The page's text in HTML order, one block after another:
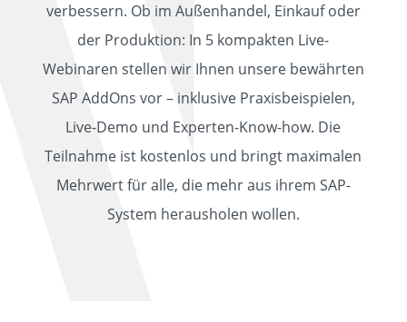
verbessern. Ob im Außenhandel, Einkauf oder
der Produktion: In 5 kompakten Live-
Webinaren stellen wir Ihnen unsere bewährten
SAP AddOns vor – inklusive Praxisbeispielen,
Live-Demo und Experten-Know-how. Die
Teilnahme ist kostenlos und bringt maximalen
Mehrwert für alle, die mehr aus ihrem SAP-
System herausholen wollen.